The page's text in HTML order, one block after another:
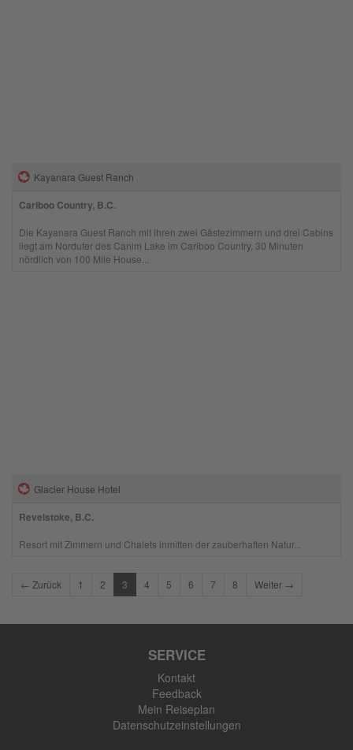
Kayanara Guest Ranch
Cariboo Country, B.C.
Die Kayanara Guest Ranch mit ihren zwei Gästezimmern und drei Cabins
liegt am Nordufer des Canim Lake im Cariboo Country, 30 Minuten
nördlich von 100 Mile House...
Glacier House Hotel
Revelstoke, B.C.
Resort mit Zimmern und Chalets inmitten der zauberhaften Natur...
← Zurück 1 2 3 4 5 6 7 8 Weiter →
SERVICE
Kontakt
Feedback
Mein Reiseplan
Datenschutzeinstellungen